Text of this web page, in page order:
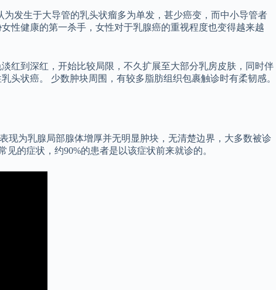
为发生于大导管的乳头状瘤多为单发，甚少癌变，而中小导管者
性健康的第一杀手，女性对于乳腺癌的重视程度也变得越来越
红到深红，开始比较局限，不久扩展至大部分乳房皮肤，同时伴
头状癌。 少数肿块周围，有较多脂肪组织包裹触诊时有柔韧感。
现为乳腺局部腺体增厚并无明显肿块，无清楚边界，大多数被诊
的症状，约90%的患者是以该症状前来就诊的。